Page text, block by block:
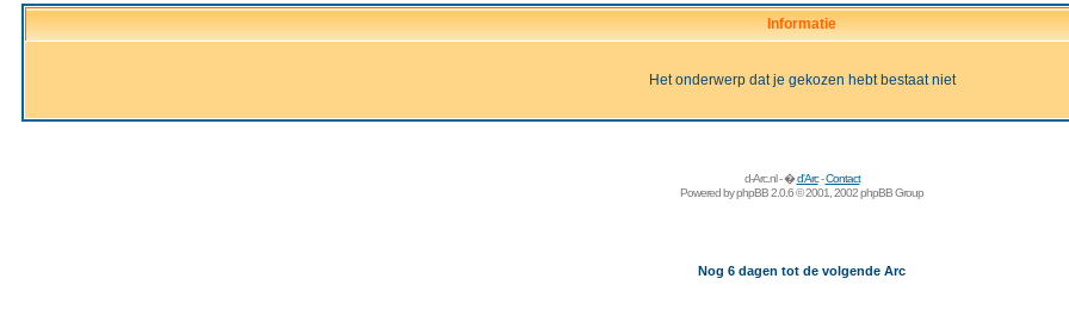
Informatie
Het onderwerp dat je gekozen hebt bestaat niet
d-Arc.nl - �d'Arc-Contact
Powered byphpBB2.0.6 © 2001, 2002 phpBB Group
Nog 6 dagen tot de volgende Arc